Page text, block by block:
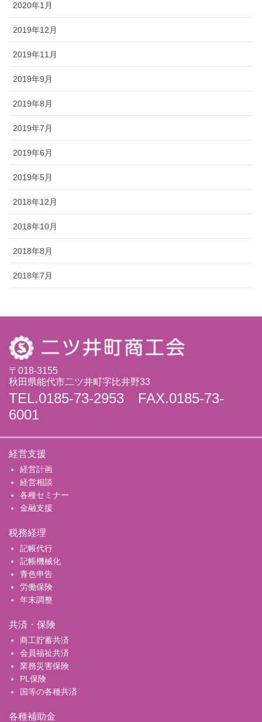
2020年1月
2019年12月
2019年11月
2019年9月
2019年8月
2019年7月
2019年6月
2019年5月
2018年12月
2018年10月
2018年8月
2018年7月
〒018-3155
秋田県能代市二ツ井町字比井野33
TEL.0185-73-2953 FAX.0185-73-
6001
経営支援
経営計画
経営相談
各種セミナー
金融支援
税務経理
記帳代行
記帳機械化
青色申告
労働保険
年末調整
共済・保険
商工貯蓄共済
会員福祉共済
業務災害保険
PL保険
国等の各種共済
各種補助金